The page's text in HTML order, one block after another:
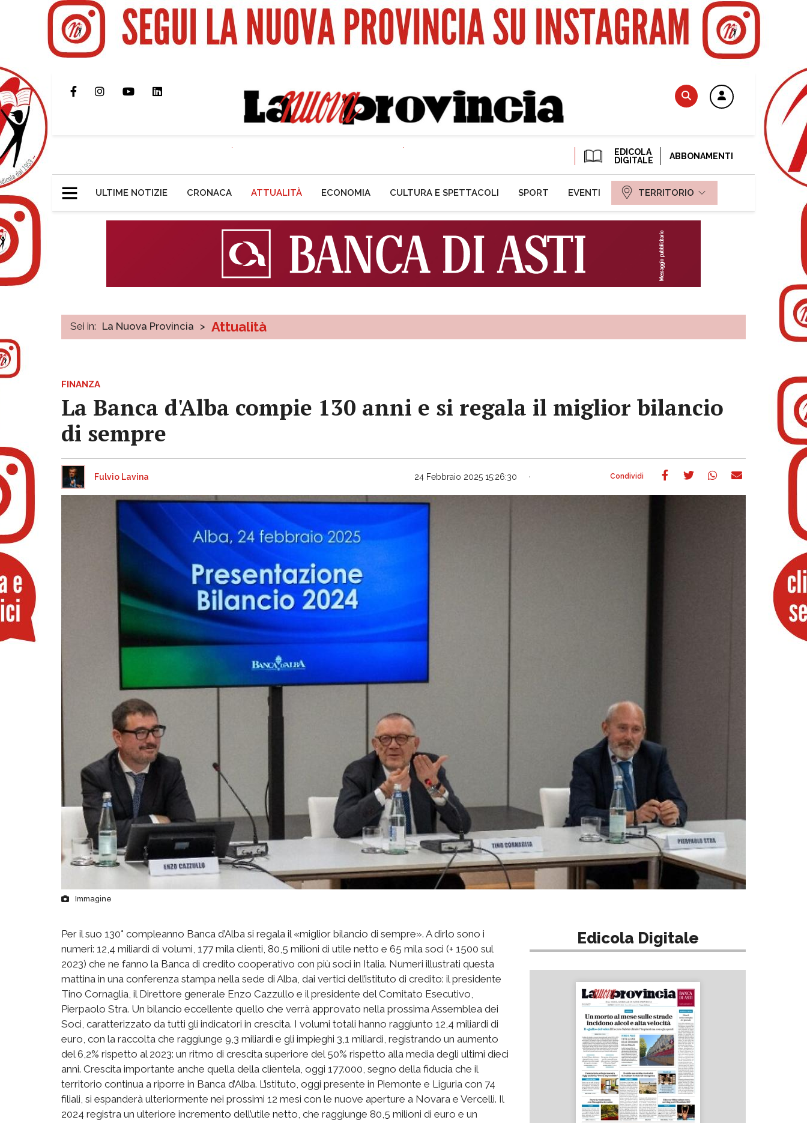
EDICOLA
DIGITALE
ABBONAMENTI
ULTIME NOTIZIE CRONACA ATTUALITÀ ECONOMIA CULTURA E SPETTACOLI SPORT EVENTI TERRITORIO
Sei in: La Nuova Provincia > Attualità
FINANZA
La Banca d'Alba compie 130 anni e si regala il miglior bilancio
di sempre
Fulvio Lavina 24 Febbraio 2025 15:26:30
Immagine
Per il suo 130° compleanno Banca d’Alba si regala il «miglior bilancio di sempre». A dirlo sono i
numeri: 12,4 miliardi di volumi, 177 mila clienti, 80,5 milioni di utile netto e 65 mila soci (+ 1500 sul
2023) che ne fanno la Banca di credito cooperativo con più soci in Italia. Numeri illustrati questa
mattina in una conferenza stampa nella sede di Alba, dai vertici dell’istituto di credito: il presidente
Tino Cornaglia, il Direttore generale Enzo Cazzullo e il presidente del Comitato Esecutivo,
Pierpaolo Stra. Un bilancio eccellente quello che verrà approvato nella prossima Assemblea dei
Soci, caratterizzato da tutti gli indicatori in crescita. I volumi totali hanno raggiunto 12,4 miliardi di
euro, con la raccolta che raggiunge 9,3 miliardi e gli impieghi 3,1 miliardi, registrando un aumento
del 6,2% rispetto al 2023: un ritmo di crescita superiore del 50% rispetto alla media degli ultimi dieci
anni. Crescita importante anche quella della clientela, oggi 177.000, segno della fiducia che il
territorio continua a riporre in Banca d’Alba. L’istituto, oggi presente in Piemonte e Liguria con 74
filiali, si espanderà ulteriormente nei prossimi 12 mesi con le nuove aperture a Novara e Vercelli. Il
2024 registra un ulteriore incremento dell’utile netto, che raggiunge 80,5 milioni di euro e un
Edicola Digitale